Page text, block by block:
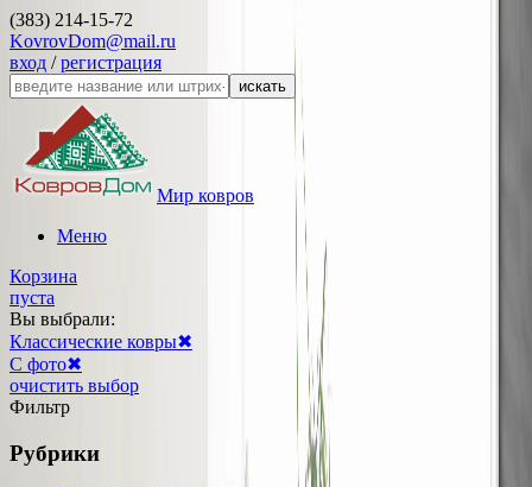
(383) 214-15-72
KovrovDom@mail.ru
вход /регистрация
искать
Мир ковров
Меню
Корзина
пуста
Вы выбрали:
Классические ковры✖
С фото✖
очистить выбор
Фильтр
Рубрики